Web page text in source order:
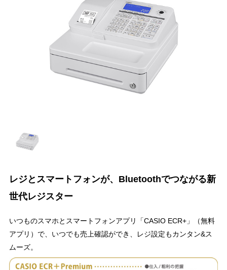
レジとスマートフォンが、Bluetoothでつながる新
世代レジスター
いつものスマホとスマートフォンアプリ「CASIO ECR+」（無料
アプリ）で、いつでも売上確認ができ、レジ設定もカンタン&ス
ムーズ。